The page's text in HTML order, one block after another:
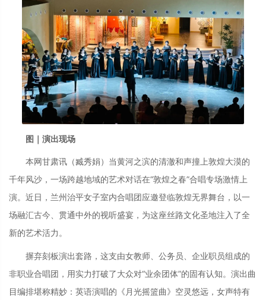
图｜演出现场
本网甘肃讯（臧秀娟）当黄河之滨的清澈和声撞上敦煌大漠的
千年风沙，一场跨越地域的艺术对话在“敦煌之春”合唱专场激情上
演。近日，兰州治平女子室内合唱团应邀登临敦煌无界舞台，以一
场融汇古今、贯通中外的视听盛宴，为这座丝路文化圣地注入了全
新的艺术活力。
摒弃刻板演出套路，这支由女教师、公务员、企业职员组成的
非职业合唱团，用实力打破了大众对“业余团体”的固有认知。演出曲
目编排堪称精妙：英语演唱的《月光摇篮曲》空灵悠远，女声特有